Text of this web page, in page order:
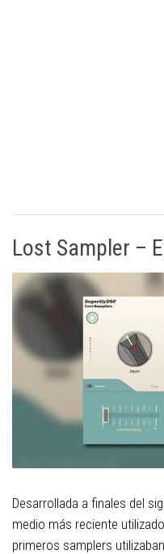
Lost Sampler –
Desarrollada a finales del
medio más reciente
primeros samplers